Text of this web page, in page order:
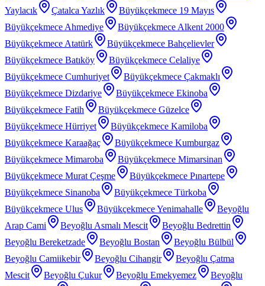
Yaylacık
Çatalca Yazlık
Büyükçekmece 19 Mayıs
Büyükçekmece Ahmediye
Büyükçekmece Alkent 2000
Büyükçekmece Atatürk
Büyükçekmece Bahçelievler
Büyükçekmece Batıköy
Büyükçekmece Celaliye
Büyükçekmece Cumhuriyet
Büyükçekmece Çakmaklı
Büyükçekmece Dizdariye
Büyükçekmece Ekinoba
Büyükçekmece Fatih
Büyükçekmece Güzelce
Büyükçekmece Hürriyet
Büyükçekmece Kamiloba
Büyükçekmece Karaağaç
Büyükçekmece Kumburgaz
Büyükçekmece Mimaroba
Büyükçekmece Mimarsinan
Büyükçekmece Murat Çeşme
Büyükçekmece Pınartepe
Büyükçekmece Sinanoba
Büyükçekmece Türkoba
Büyükçekmece Ulus
Büyükçekmece Yenimahalle
Beyoğlu
Arap Cami
Beyoğlu Asmalı Mescit
Beyoğlu Bedrettin
Beyoğlu Bereketzade
Beyoğlu Bostan
Beyoğlu Bülbül
Beyoğlu Camiikebir
Beyoğlu Cihangir
Beyoğlu Çatma
Mescit
Beyoğlu Çukur Beyoğlu Emekyemez
Beyoğlu